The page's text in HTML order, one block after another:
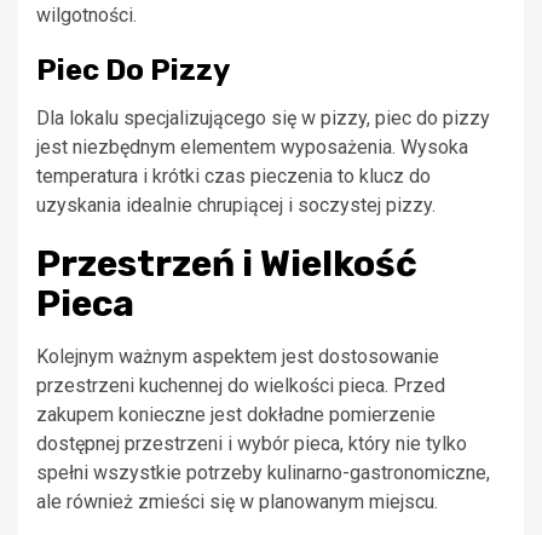
wilgotności.
Piec Do Pizzy
Dla lokalu specjalizującego się w pizzy, piec do pizzy
jest niezbędnym elementem wyposażenia. Wysoka
temperatura i krótki czas pieczenia to klucz do
uzyskania idealnie chrupiącej i soczystej pizzy.
Przestrzeń i Wielkość
Pieca
Kolejnym ważnym aspektem jest dostosowanie
przestrzeni kuchennej do wielkości pieca. Przed
zakupem konieczne jest dokładne pomierzenie
dostępnej przestrzeni i wybór pieca, który nie tylko
spełni wszystkie potrzeby kulinarno-gastronomiczne,
ale również zmieści się w planowanym miejscu.